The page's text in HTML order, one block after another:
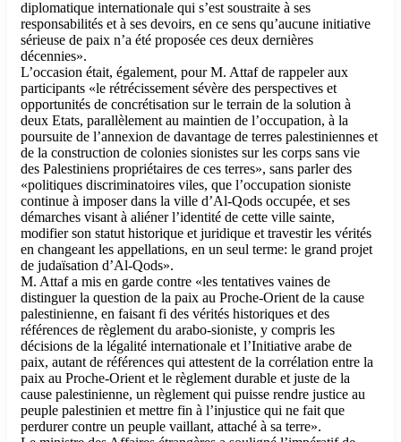
diplomatique internationale qui s’est soustraite à ses
responsabilités et à ses devoirs, en ce sens qu’aucune initiative
sérieuse de paix n’a été proposée ces deux dernières
décennies».
L’occasion était, également, pour M. Attaf de rappeler aux
participants «le rétrécissement sévère des perspectives et
opportunités de concrétisation sur le terrain de la solution à
deux Etats, parallèlement au maintien de l’occupation, à la
poursuite de l’annexion de davantage de terres palestiniennes et
de la construction de colonies sionistes sur les corps sans vie
des Palestiniens propriétaires de ces terres», sans parler des
«politiques discriminatoires viles, que l’occupation sioniste
continue à imposer dans la ville d’Al-Qods occupée, et ses
démarches visant à aliéner l’identité de cette ville sainte,
modifier son statut historique et juridique et travestir les vérités
en changeant les appellations, en un seul terme: le grand projet
de judaïsation d’Al-Qods».
M. Attaf a mis en garde contre «les tentatives vaines de
distinguer la question de la paix au Proche-Orient de la cause
palestinienne, en faisant fi des vérités historiques et des
références de règlement du arabo-sioniste, y compris les
décisions de la légalité internationale et l’Initiative arabe de
paix, autant de références qui attestent de la corrélation entre la
paix au Proche-Orient et le règlement durable et juste de la
cause palestinienne, un règlement qui puisse rendre justice au
peuple palestinien et mettre fin à l’injustice qui ne fait que
perdurer contre un peuple vaillant, attaché à sa terre».